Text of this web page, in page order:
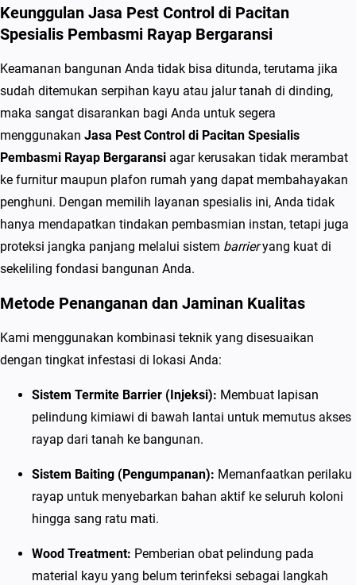
m
i
a
y
a
p
B
e
r
g
a
r
a
s
i
Keunggulan Jasa Pest Control di Pacitan
Spesialis Pembasmi Rayap Bergaransi
Keamanan bangunan Anda tidak bisa ditunda, terutama jika
sudah ditemukan serpihan kayu atau jalur tanah di dinding,
maka sangat disarankan bagi Anda untuk segera
menggunakan Jasa Pest Control di Pacitan Spesialis
Pembasmi Rayap Bergaransi agar kerusakan tidak merambat
ke furnitur maupun plafon rumah yang dapat membahayakan
penghuni. Dengan memilih layanan spesialis ini, Anda tidak
hanya mendapatkan tindakan pembasmian instan, tetapi juga
proteksi jangka panjang melalui sistem barrieryang kuat di
sekeliling fondasi bangunan Anda.
Metode Penanganan dan Jaminan Kualitas
Kami menggunakan kombinasi teknik yang disesuaikan
dengan tingkat infestasi di lokasi Anda:
Sistem Termite Barrier (Injeksi): Membuat lapisan
pelindung kimiawi di bawah lantai untuk memutus akses
rayap dari tanah ke bangunan.
Sistem Baiting (Pengumpanan): Memanfaatkan perilaku
rayap untuk menyebarkan bahan aktif ke seluruh koloni
hingga sang ratu mati.
Wood Treatment: Pemberian obat pelindung pada
material kayu yang belum terinfeksi sebagai langkah